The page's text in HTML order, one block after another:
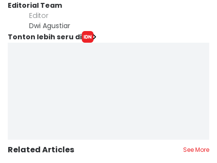
Editorial Team
Editor
Dwi Agustiar
Tonton lebih seru di
Related Articles See More